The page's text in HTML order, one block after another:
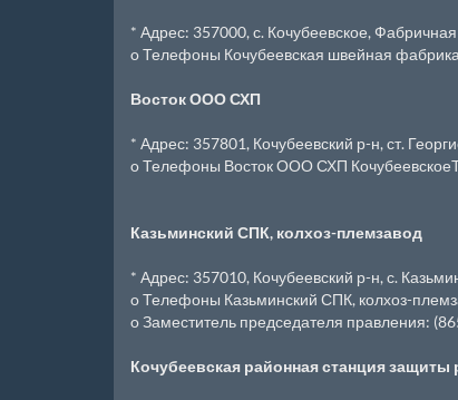
* Адрес: 357000, с. Кочубеевское,
o Телефоны Кочубеевская швейная
Восток ООО СХП
* Адрес: 357801, Кочубеевский р-н, ст.
o Телефоны Восток ООО СХП
Казьминский СПК, колхоз-племзавод
* Адрес: 357010, Кочубеевский р-н, с.
o Телефоны Казьминский СПК, колхоз-
o Заместитель председателя правления:
Кочубеевская районная станция